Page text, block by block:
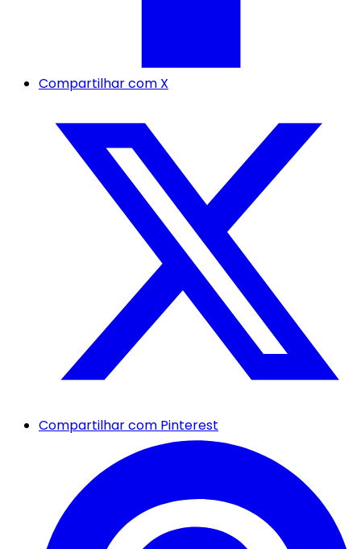
Compartilhar com X
Compartilhar com Pinterest